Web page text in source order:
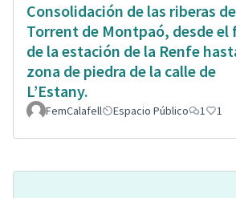
Consolidación de las riberas
Torrent de Montpaó, desde el
de la estación de la Renfe
zona de piedra de la calle de
L’Estany.
FemCalafell Espacio Público 1 1